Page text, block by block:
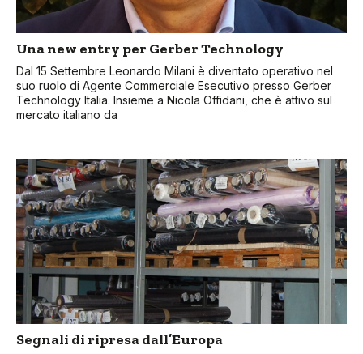
Una new entry per Gerber Technology
Dal 15 Settembre Leonardo Milani è diventato operativo nel
suo ruolo di Agente Commerciale Esecutivo presso Gerber
Technology Italia. Insieme a Nicola Offidani, che è attivo sul
mercato italiano da
Segnali di ripresa dall’Europa